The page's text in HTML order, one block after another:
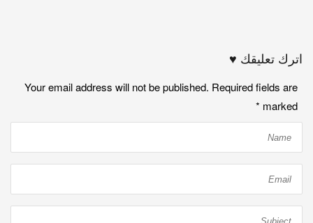
اترك تعليقك ♥
Your email address will not be published. Required fields are
marked
*